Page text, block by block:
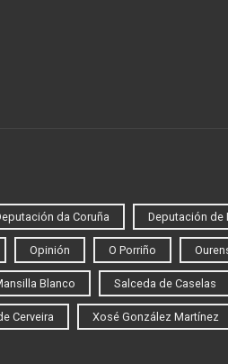
da Coruña Deputación de
Opinión O Porriño
Blanco Salceda de Caselas
Cerveira Xosé González Martínez